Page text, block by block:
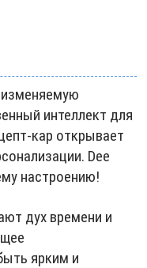
интеллект для
кар открывает
Dee
настроению!
дух времени и
ярким и